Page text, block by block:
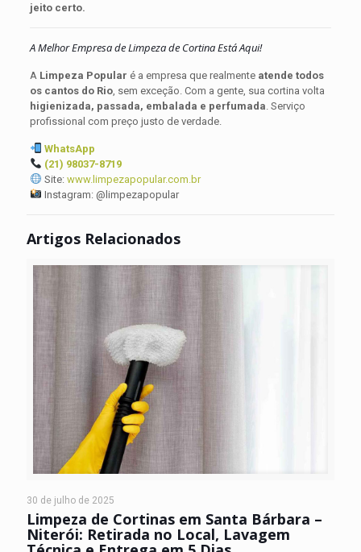
jeito certo.
A Melhor Empresa de Limpeza de Cortina Está Aqui!
A Limpeza Popular é a empresa que realmente atende todos
os cantos do Rio, sem exceção. Com a gente, sua cortina volta
higienizada, passada, embalada e perfumada . Serviço
profissional com preço justo de verdade.
WhatsApp
(21) 98037-8719
Site: www.limpezapopular.com.br
Instagram: @limpezapopular
Artigos Relacionados
30 de julho de 2025
Limpeza de Cortinas em Santa Bárbara –
Niterói: Retirada no Local, Lavagem